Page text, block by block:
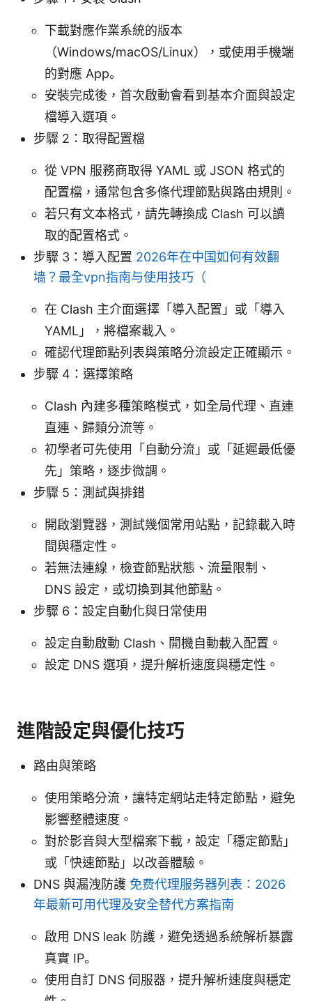
下載對應作業系統的版本
（Windows/macOS/Linux），或使用手機端
的對應 App。
安裝完成後，首次啟動會看到基本介面與設定
檔導入選項。
步驟 2：取得配置檔
從 VPN 服務商取得 YAML 或 JSON 格式的
配置檔，通常包含多條代理節點與路由規則。
若只有文本格式，請先轉換成 Clash 可以讀
取的配置格式。
步驟 3：導入配置 2026年在中国如何有效翻
墙？最全vpn指南与使用技巧（
在 Clash 主介面選擇「導入配置」或「導入
YAML」，將檔案載入。
確認代理節點列表與策略分流設定正確顯示。
步驟 4：選擇策略
Clash 內建多種策略模式，如全局代理、直連
直連、歸類分流等。
初學者可先使用「自動分流」或「延遲最低優
先」策略，逐步微調。
步驟 5：測試與排錯
開啟瀏覽器，測試幾個常用站點，記錄載入時
間與穩定性。
若無法連線，檢查節點狀態、流量限制、
DNS 設定，或切換到其他節點。
步驟 6：設定自動化與日常使用
設定自動啟動 Clash、開機自動載入配置。
設定 DNS 選項，提升解析速度與穩定性。
進階設定與優化技巧
路由與策略
使用策略分流，讓特定網站走特定節點，避免
影響整體速度。
對於影音與大型檔案下載，設定「穩定節點」
或「快速節點」以改善體驗。
DNS 與漏洩防護 免费代理服务器列表：2026
年最新可用代理及安全替代方案指南
啟用 DNS leak 防護，避免透過系統解析暴露
真實 IP。
使用自訂 DNS 伺服器，提升解析速度與穩定